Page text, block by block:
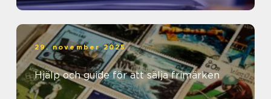
29. november 2025
Hjälp och guide för att sälja frimärken